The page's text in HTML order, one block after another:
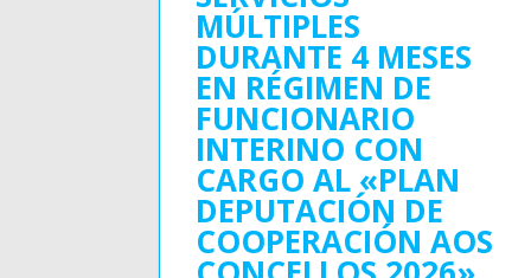
MÚLTIPLES
DURANTE 4 MESES
EN RÉGIMEN DE
FUNCIONARIO
INTERINO CON
CARGO AL «PLAN
DEPUTACIÓN DE
COOPERACIÓN AOS